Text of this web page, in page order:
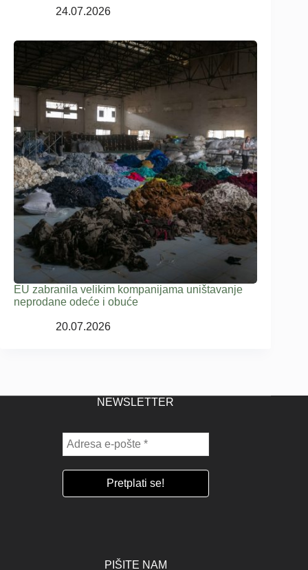
24.07.2026
EU zabranila velikim kompanijama uništavanje
neprodane odeće i obuće
20.07.2026
NEWSLETTER
PIŠITE NAM